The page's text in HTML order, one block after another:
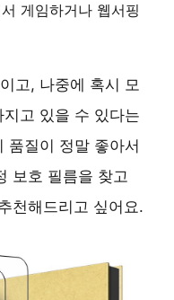
게임하거나 웹서핑
고, 나중에 혹시 모
고 있을 수 있다는
품질이 정말 좋아서
보호 필름을 찾고
천해드리고 싶어요.